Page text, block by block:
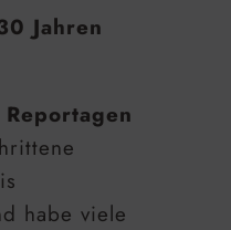
Jahren
habe viele